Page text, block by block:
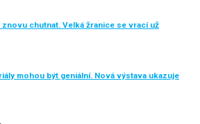
znovu chutnat. Velká žranice se vrací už
mohou být geniální. Nová výstava ukazuje